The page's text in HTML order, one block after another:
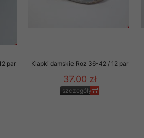
par Klapki damskie Roz 36-42 / 12 par
37.00 zł
szczegóły